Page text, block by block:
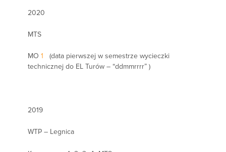
2020
MTS
MO 1 (data pierwszej w semestrze wycieczki
technicznej do EL Turów – “ddmmrrrr” )
2019
WTP – Legnica